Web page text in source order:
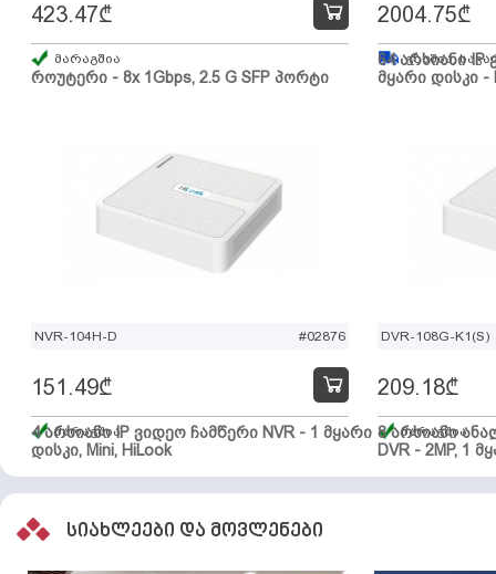
როუტერი - 8x 1Gbps, 2.5 G SFP პორტი
423.47₾
მარაგშია
64 არხიანი IP
მყარი დისკი -
2004.75₾
გზაშია,
NVR-104H-D #02876
4 არხიანი IP ვიდეო ჩამწერი NVR - 1 მყარი
დისკი, Mini, HiLook
151.49₾
მარაგშია
DVR-108G-K1(S)
8 არხიანი
DVR - 2MP, 1
209.18₾
მარაგშია
სიახლეები და მოვლენები